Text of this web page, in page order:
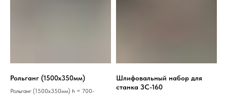
Рольганг (1500х350мм)
Рольганг (1500х350мм) h = 700-
Шлифовальный набор для
станка ЗС-160